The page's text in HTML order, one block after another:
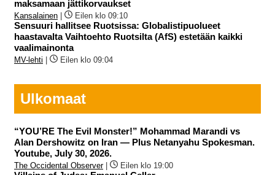
maksamaan jättikorvaukset
Kansalainen Eilen klo 09:10
Sensuuri hallitsee Ruotsissa: Globalistipuolueet
haastavalta Vaihtoehto Ruotsilta (AfS) estetään kaikki
vaalimainonta
MV-lehti Eilen klo 09:04
Ulkomaat
“YOU’RE The Evil Monster!” Mohammad Marandi vs
Alan Dershowitz on Iran — Plus Netanyahu Spokesman.
Youtube, July 30, 2026.
The Occidental Observer| Eilen klo 19:00